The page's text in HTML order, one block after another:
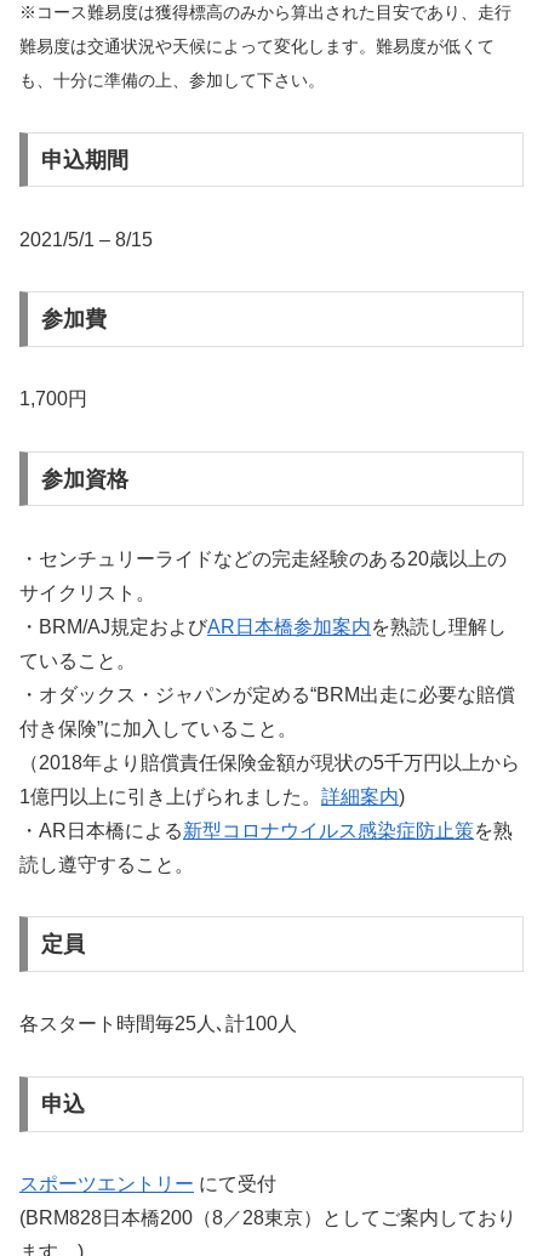
※コース難易度は獲得標高のみから算出された目安であり、走行
難易度は交通状況や天候によって変化します。難易度が低くて
も、十分に準備の上、参加して下さい。
申込期間
2021/5/1 – 8/15
参加費
1,700円
参加資格
・センチュリーライドなどの完走経験のある20歳以上の
サイクリスト。
・BRM/AJ規定およびAR日本橋参加案内を熟読し理解し
ていること。
・オダックス・ジャパンが定める“BRM出走に必要な賠償
付き保険”に加入していること。
（2018年より賠償責任保険金額が現状の5千万円以上から
1億円以上に引き上げられました。 詳細案内)
・AR日本橋による新型コロナウイルス感染症防止策を熟
読し遵守すること。
定員
各スタート時間毎25人､計100人
申込
スポーツエントリー にて受付
(BRM828日本橋200（8／28東京）としてご案内しており
ます。)